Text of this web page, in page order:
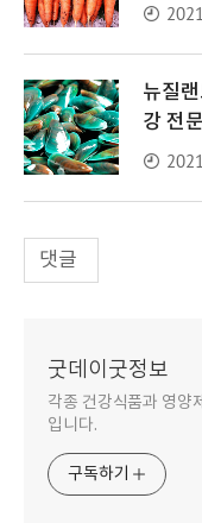
뉴질
강 전
댓글
굿데이굿정보
각종 건강식품과 영양
입니다.
구독하기